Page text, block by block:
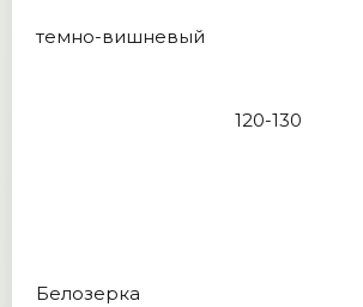
темно-вишневый
120-130
Белозерка